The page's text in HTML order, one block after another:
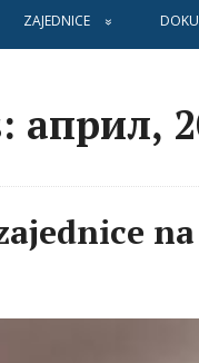
ZAJEDNICE
април,